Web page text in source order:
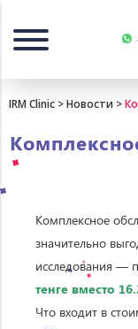
IRM Clinic >Новости >
Комплексное
значительно
исследования —
тенге вместо
Что входит в